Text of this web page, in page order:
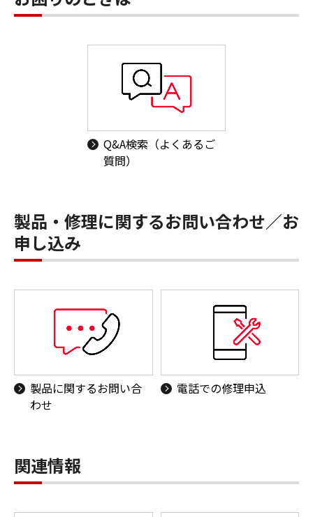
Q&A検索（よくあるご
質問）
製品・修理に関するお問い合わせ／お
申し込み
製品に関するお問い合
わせ
電話での修理申込
関連情報